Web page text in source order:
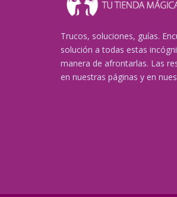
Trucos, soluciones, guías.
solución a todas estas
manera de afrontarlas. Las
en nuestras páginas y en